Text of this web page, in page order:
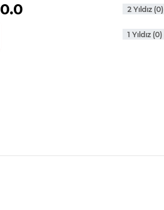
0.0 2 Yıldız (0)
1 Yıldız (0)